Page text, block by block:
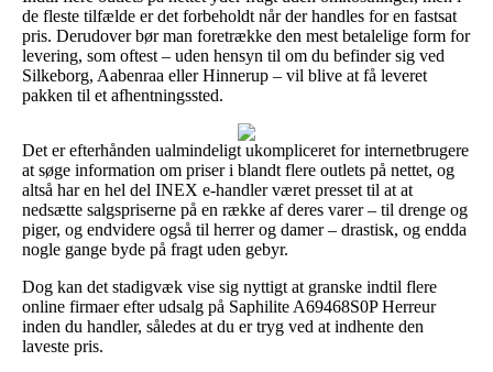
de fleste tilfælde er det forbeholdt når der handles for en fastsat
pris. Derudover bør man foretrække den mest betalelige form for
levering, som oftest – uden hensyn til om du befinder sig ved
Silkeborg, Aabenraa eller Hinnerup – vil blive at få leveret
pakken til et afhentningssted.
Det er efterhånden ualmindeligt ukompliceret for internetbrugere
at søge information om priser i blandt flere outlets på nettet, og
altså har en hel del INEX e-handler været presset til at at
nedsætte salgspriserne på en række af deres varer – til drenge og
piger, og endvidere også til herrer og damer – drastisk, og endda
nogle gange byde på fragt uden gebyr.
Dog kan det stadigvæk vise sig nyttigt at granske indtil flere
online firmaer efter udsalg på Saphilite A69468S0P Herreur
inden du handler, således at du er tryg ved at indhente den
laveste pris.